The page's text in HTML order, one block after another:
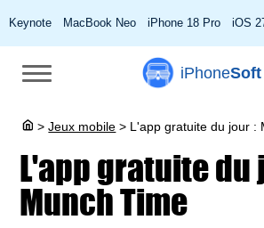
Keynote MacBook Neo iPhone 18 Pro iOS
iPhoneSoft
> Jeux mobile > L'app gratuite du jour :
L'app gratuite du
Munch Time